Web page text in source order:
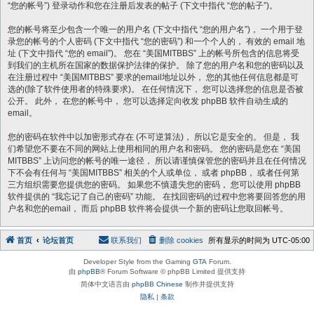
“您的帐号”) 登录动作和您在注册后发表的帖子 (下文中指代 “您的帖子”)。
您的帐号将至少包含一个唯一的用户名 (下文中指代 “您的用户名”)， 一个用于登
录您的帐号的个人密码 (下文中指代 “您的密码”) 和一个个人的， 有效的 email 地
址 (下文中指代 “您的 email”)。 您在 “美国MITBBS” 上的帐号所包含的信息将受
到我们的主机所在国家的数据保护法律的保护。 除了您的用户名和您的密码以及
在注册过程中 “美国MITBBS” 要求的email地址以外， 您的其他任何信息都是可
选的(除了软件使用者的特殊要求)。 在任何情况下， 您可以选择您的信息是否被
公开。 此外， 在您的帐号中， 您可以选择定向收发 phpBB 软件自动生成的
email。
您的密码在软件中以加密形式存在 (不可逆算法)， 所以它是安全的。 但是， 我
们希望您不要在不同的网站上使用相同的用户名和密码。 您的密码是您在 “美国
MITBBS” 上访问您的帐号的唯一途径， 所以请谨慎保管您的密码并且在任何情况
下不会有任何与 “美国MITBBS” 相关的个人或单位， 或者 phpBB， 或者任何第
三方组织需要您提供您的密码。 如果您不慎遗失您的密码， 您可以使用 phpBB
软件提供的 “我忘记了自己的密码” 功能。 在找回密码的过程中您将要回答您的用
户名和您的email， 而后 phpBB 软件将会提供一个新的密码让您取回帐号。
首页 论坛首页 所有显示的时间为 UTC-05:00
删除 cookies
联系我们
Developer Style from the Gaming GTA Forum.
由 phpBB® Forum Software © phpBB Limited 提供支持
简体中文语言由 phpBB Chinese 制作并提供支持
隐私 | 条款